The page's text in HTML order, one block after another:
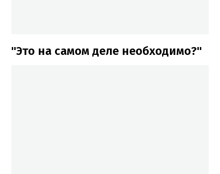
"Это на самом деле необходимо?"